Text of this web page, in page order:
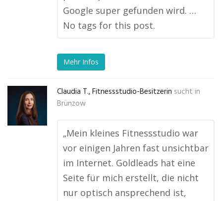
Google super gefunden wird. …
No tags for this post.
Mehr Infos
Claudia T., Fitnessstudio-Besitzerin sucht in
Brünzow
„Mein kleines Fitnessstudio war
vor einigen Jahren fast unsichtbar
im Internet. Goldleads hat eine
Seite für mich erstellt, die nicht
nur optisch ansprechend ist,